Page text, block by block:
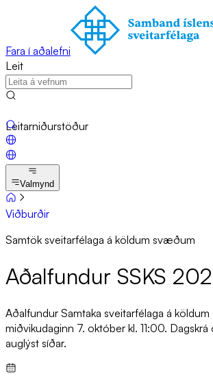
Fara í aðalefni
Leit
Leitarniðurstöður
Valmynd
Viðburðir
Samtök sveitarfélaga á köldum svæðum
Að­al­fund­ur SSKS
Aðalfundur Samtaka sveitarfélaga á
miðvikudaginn 7. október kl. 11:00.
auglýst síðar.